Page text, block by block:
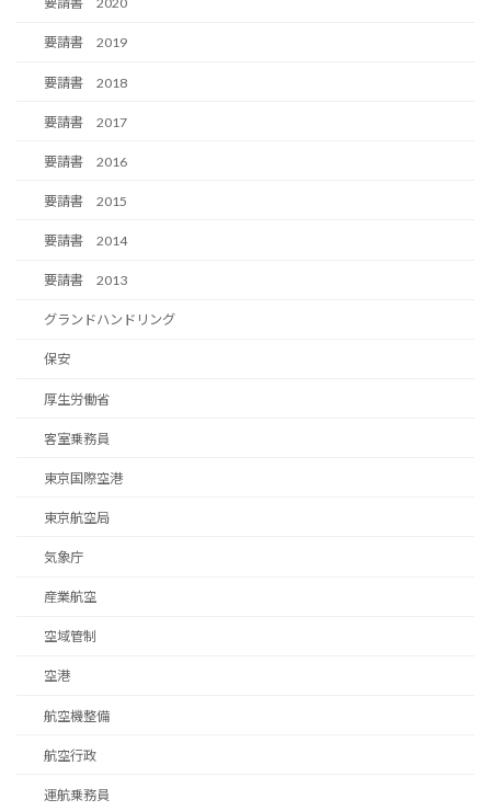
要請書 2019
要請書 2018
要請書 2017
要請書 2016
要請書 2015
要請書 2014
要請書 2013
グランドハンドリング
保安
厚生労働省
客室乗務員
東京国際空港
東京航空局
気象庁
産業航空
空域管制
空港
航空機整備
航空行政
運航乗務員